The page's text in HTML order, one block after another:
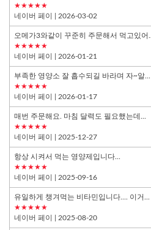
★★★★★
네이버 페이 | 2026-03-02
오메가3와같이 꾸준히 주문해서 먹고있어...
★★★★★
네이버 페이 | 2026-01-21
부족한 영양소 잘 흡수되길 바라며 자~알...
★★★★★
네이버 페이 | 2026-01-17
매번 주문해요. 마침 달력도 필요했는데...
★★★★★
네이버 페이 | 2025-12-27
항상 시켜서 먹는 영양제입니다...
★★★★★
네이버 페이 | 2025-09-16
유일하게 챙겨먹는 비타민입니다.... 이거...
★★★★★
네이버 페이 | 2025-08-20